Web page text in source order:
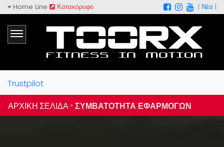
Home Line Κατακόρυφο | Νέα |
Trustpilot
ΑΡΧΙΚΉ ΣΕΛΊΔΑ >ΣΥΜΒΑΤΌΤΗΤΑ ΕΦΑΡΜΟΓΏΝ